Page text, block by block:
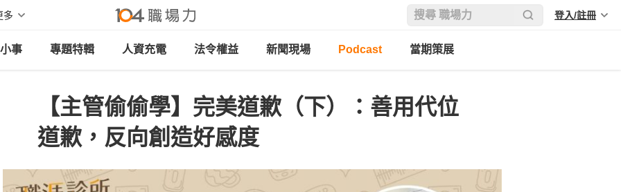
多 登入/註冊
事 專題特輯 人資充電 法令權益 新聞現場 Podcast 當期策展
【主管偷偷學】完美道歉（下）：善用代位
道歉，反向創造好感度